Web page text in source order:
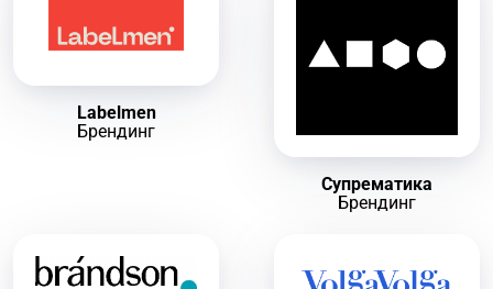
Labelmen
Брендинг
Супрематика
Брендинг